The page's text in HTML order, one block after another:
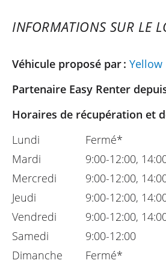
INFORMATIONS SUR LE
Véhicule proposé par : Yellow
Partenaire Easy Renter
Horaires de récupération et
Lundi
Mardi
Mercredi
Jeudi
Vendredi
Samedi
Dimanche
Fermé*
9:00-12:00,
9:00-12:00,
9:00-12:00,
9:00-12:00,
9:00-12:00
Fermé*